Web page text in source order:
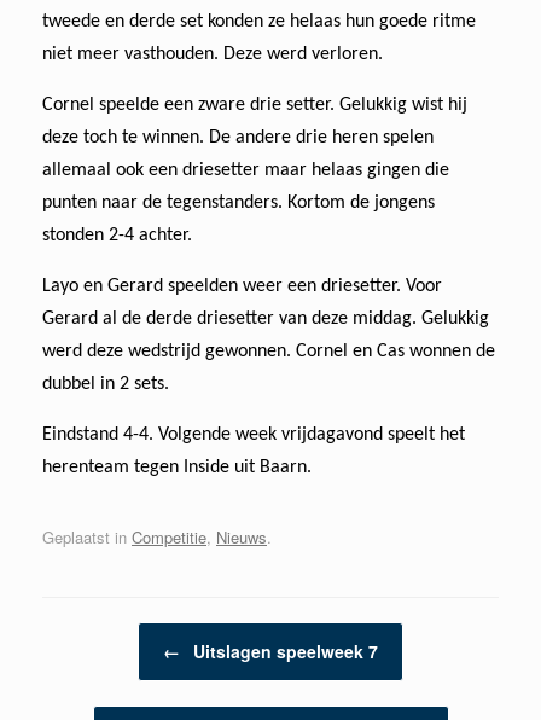
tweede en derde set konden ze helaas hun goede ritme
niet meer vasthouden. Deze werd verloren.
Cornel speelde een zware drie setter. Gelukkig wist hij
deze toch te winnen. De andere drie heren spelen
allemaal ook een driesetter maar helaas gingen die
punten naar de tegenstanders. Kortom de jongens
stonden 2-4 achter.
Layo en Gerard speelden weer een driesetter. Voor
Gerard al de derde driesetter van deze middag. Gelukkig
werd deze wedstrijd gewonnen. Cornel en Cas wonnen de
dubbel in 2 sets.
Eindstand 4-4. Volgende week vrijdagavond speelt het
herenteam tegen Inside uit Baarn.
Geplaatst in Competitie, Nieuws.
Berichtnavigatie
← Uitslagen speelweek 7